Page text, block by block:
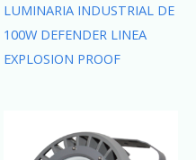
LUMINARIA INDUSTRIAL DE
100W DEFENDER LINEA
EXPLOSION PROOF